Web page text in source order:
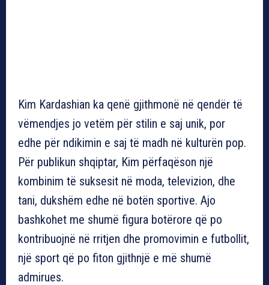
Kim Kardashian ka qenë gjithmonë në qendër të
vëmendjes jo vetëm për stilin e saj unik, por
edhe për ndikimin e saj të madh në kulturën pop.
Për publikun shqiptar, Kim përfaqëson një
kombinim të suksesit në moda, televizion, dhe
tani, dukshëm edhe në botën sportive. Ajo
bashkohet me shumë figura botërore që po
kontribuojnë në rritjen dhe promovimin e futbollit,
një sport që po fiton gjithnjë e më shumë
admirues.